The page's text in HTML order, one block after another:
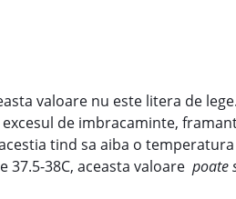
valoare nu este litera de
de imbracaminte,
tind sa aiba o
38C, aceasta valoare poate